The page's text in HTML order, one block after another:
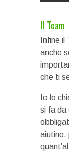
Il Team
Infine
anche
che ti
Io lo
si fa da
aiutino,